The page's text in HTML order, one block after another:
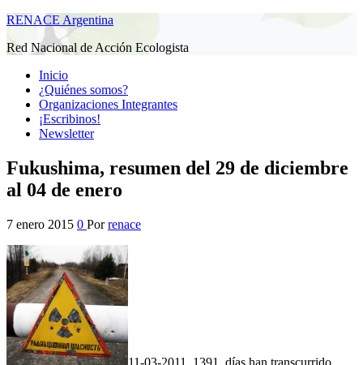
RENACE Argentina
Red Nacional de Acción Ecologista
Inicio
¿Quiénes somos?
Organizaciones Integrantes
¡Escribinos!
Newsletter
Fukushima, resumen del 29 de diciembre
al 04 de enero
7 enero 2015 0 Por renace
11-03-2011, 1391 días han transcurrido